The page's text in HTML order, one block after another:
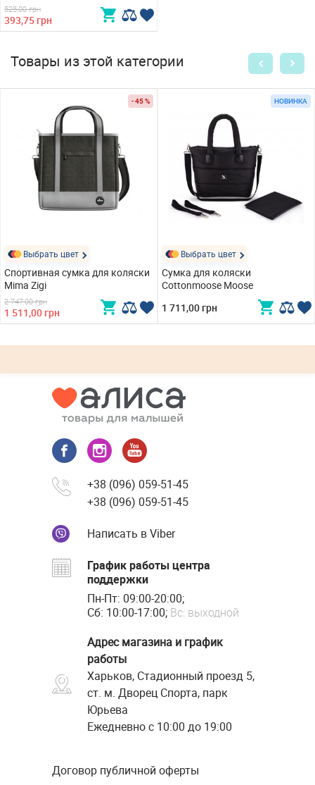
525,00 грн
393,75 грн
Товары из этой категории
- 45 %
Выбрать цвет
Спортивная сумка для коляски
Mima Zigi
2 747,00 грн
1 511,00 грн
НОВИНКА
Выбрать цвет
Сумка для коляски
Cottonmoose Moose
1 711,00 грн
+38 (096) 059-51-45
+38 (096) 059-51-45
Написать в Viber
График работы центра
поддержки
Пн-Пт: 09:00-20:00;
Сб: 10:00-17:00; Вс: выходной
Адрес магазина и график
работы
Харьков, Стадионный проезд 5,
ст. м. Дворец Спорта, парк
Юрьева
Ежедневно с 10:00 до 19:00
Договор публичной оферты